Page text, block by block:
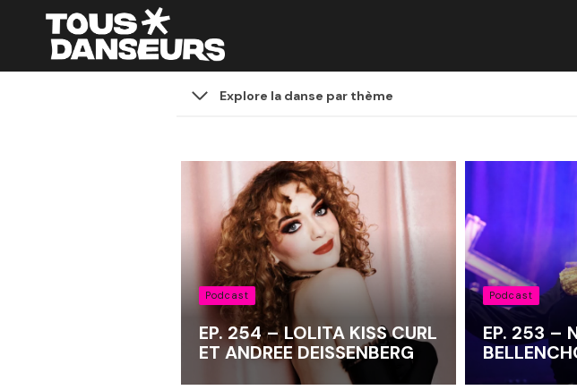
contenu
Explore la danse par thème
Podcast
EP. 254 – LOLITA KISS CURL
ET ANDREE DEISSENBERG
Podcast
EP. 253 –